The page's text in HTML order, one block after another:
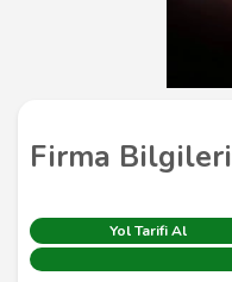
Firma Bilgileri
Yol Tarifi Al